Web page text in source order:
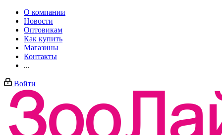
О компании
Новости
Оптовикам
Как купить
Магазины
Контакты
...
Войти